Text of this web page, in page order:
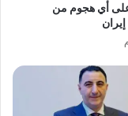
أي هجوم من